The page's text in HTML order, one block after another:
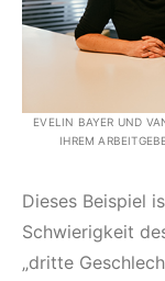
EVELIN BAYER UND
IHREM
Dieses Beispiel
Schwierigkeit
„dritte